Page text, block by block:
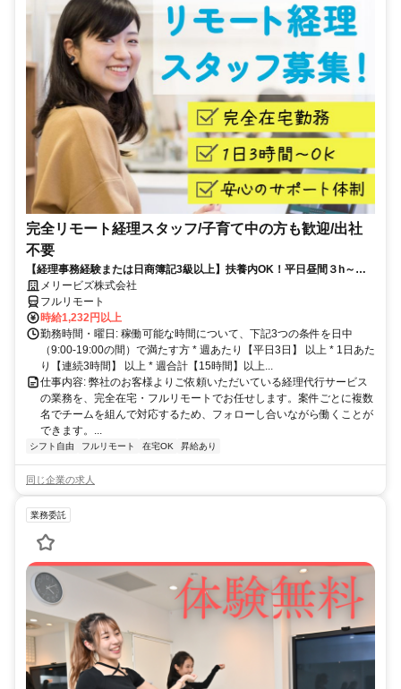
完全リモート経理スタッフ/子育て中の方も歓迎/出社
不要
【経理事務経験または日商簿記3級以上】扶養内OK！平日昼間３h～。
完全在宅で育児・介護中の方も大歓迎♪
メリービズ株式会社
フルリモート
時給1,232円以上
勤務時間・曜日: 稼働可能な時間について、下記3つの条件を日中
（9:00-19:00の間）で満たす方 * 週あたり【平日3日】 以上 * 1日あた
り【連続3時間】 以上 * 週合計【15時間】以上...
仕事内容: 弊社のお客様よりご依頼いただいている経理代行サービス
の業務を、完全在宅・フルリモートでお任せします。案件ごとに複数
名でチームを組んで対応するため、フォローし合いながら働くことが
できます。...
シフト自由 フルリモート 在宅OK 昇給あり
同じ企業の求人
業務委託